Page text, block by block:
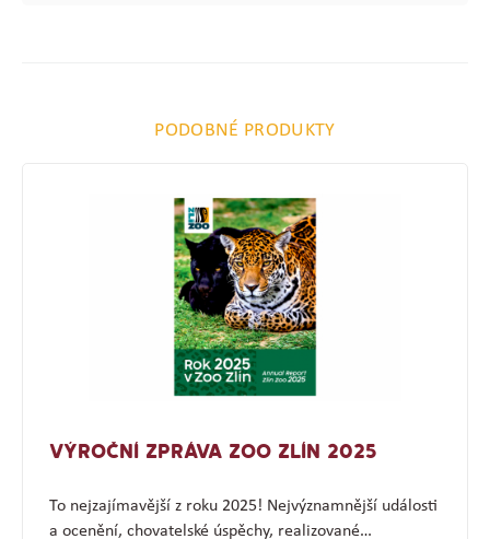
PODOBNÉ PRODUKTY
VÝROČNÍ ZPRÁVA ZOO ZLÍN 2025
To nejzajímavější z roku 2025! Nejvýznamnější události
a ocenění, chovatelské úspěchy, realizované…